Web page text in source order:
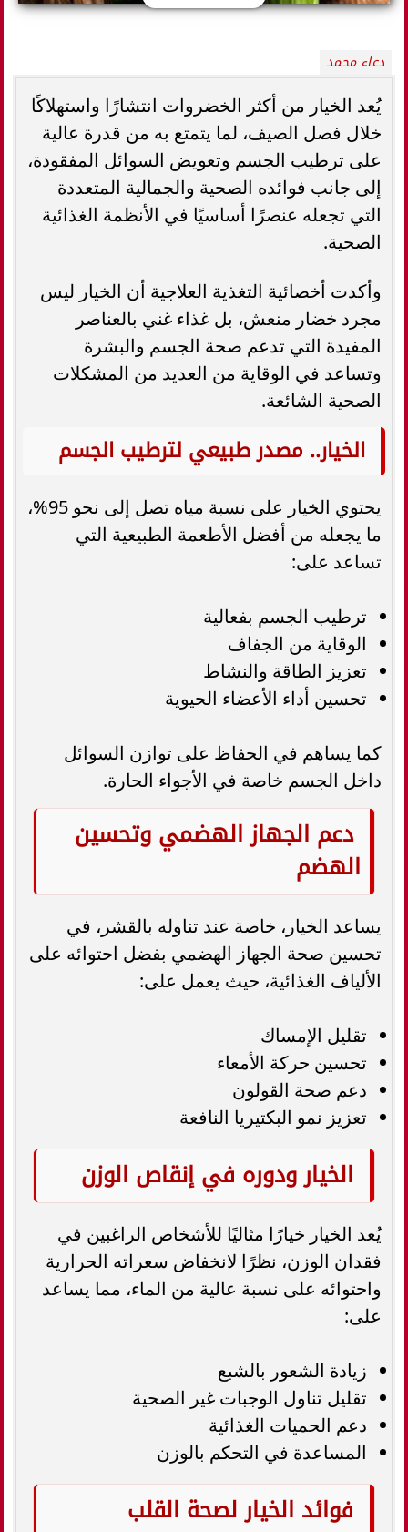
دعاء محمد
يُعد الخيار من أكثر الخضروات انتشارًا واستهلاكًا
خلال فصل الصيف، لما يتمتع به من قدرة عالية
على ترطيب الجسم وتعويض السوائل المفقودة،
إلى جانب فوائده الصحية والجمالية المتعددة
التي تجعله عنصرًا أساسيًا في الأنظمة الغذائية
الصحية.
وأكدت أخصائية التغذية العلاجية أن الخيار ليس
مجرد خضار منعش، بل غذاء غني بالعناصر
المفيدة التي تدعم صحة الجسم والبشرة
وتساعد في الوقاية من العديد من المشكلات
الصحية الشائعة.
الخيار.. مصدر طبيعي لترطيب الجسم
يحتوي الخيار على نسبة مياه تصل إلى نحو 95%،
ما يجعله من أفضل الأطعمة الطبيعية التي
تساعد على:
ترطيب الجسم بفعالية
الوقاية من الجفاف
تعزيز الطاقة والنشاط
تحسين أداء الأعضاء الحيوية
كما يساهم في الحفاظ على توازن السوائل
داخل الجسم خاصة في الأجواء الحارة.
دعم الجهاز الهضمي وتحسين
الهضم
يساعد الخيار، خاصة عند تناوله بالقشر، في
تحسين صحة الجهاز الهضمي بفضل احتوائه على
الألياف الغذائية، حيث يعمل على:
تقليل الإمساك
تحسين حركة الأمعاء
دعم صحة القولون
تعزيز نمو البكتيريا النافعة
الخيار ودوره في إنقاص الوزن
يُعد الخيار خيارًا مثاليًا للأشخاص الراغبين في
فقدان الوزن، نظرًا لانخفاض سعراته الحرارية
واحتوائه على نسبة عالية من الماء، مما يساعد
على:
زيادة الشعور بالشبع
تقليل تناول الوجبات غير الصحية
دعم الحميات الغذائية
المساعدة في التحكم بالوزن
فوائد الخيار لصحة القلب